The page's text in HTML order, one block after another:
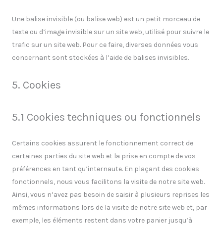
Une balise invisible (ou balise web) est un petit morceau de
texte ou d’image invisible sur un site web, utilisé pour suivre le
trafic sur un site web. Pour ce faire, diverses données vous
concernant sont stockées à l’aide de balises invisibles.
5. Cookies
5.1 Cookies techniques ou fonctionnels
Certains cookies assurent le fonctionnement correct de
certaines parties du site web et la prise en compte de vos
préférences en tant qu’internaute. En plaçant des cookies
fonctionnels, nous vous facilitons la visite de notre site web.
Ainsi, vous n’avez pas besoin de saisir à plusieurs reprises les
mêmes informations lors de la visite de notre site web et, par
exemple, les éléments restent dans votre panier jusqu’à